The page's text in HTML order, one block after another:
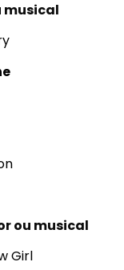
musical
ou musical
Girl